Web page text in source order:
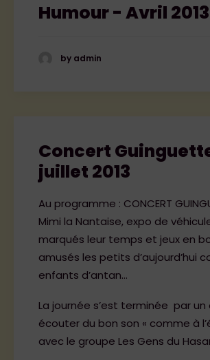
Humour - Avril 2013
by admin
Concert
juillet 2013
Au programme : CONCERT
Mimi la Nantaise, expo de
marqués leur temps et jeux en
amusés les petits d’aujourd’hui
enfants d’antan…
La journée s’est terminée par un
écouter du bon son « comme à
avec le groupe Les Gens du